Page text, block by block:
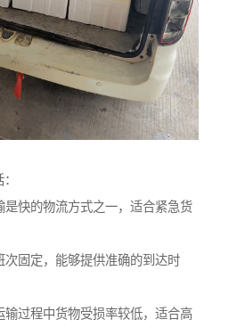
是快的物流方式之一，适合紧急货
次固定，能够提供准确的到达时
输过程中货物受损率较低，适合高